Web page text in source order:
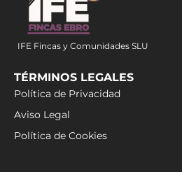
IFE Fincas y Comunidades SLU
TÉRMINOS LEGALES
Política de Privacidad
Aviso Legal
Política de Cookies